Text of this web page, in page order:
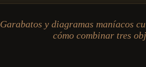
Garabatos y diagramas maníacos
cómo combinar tres